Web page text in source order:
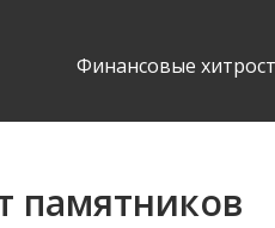
Финансовые
памятников